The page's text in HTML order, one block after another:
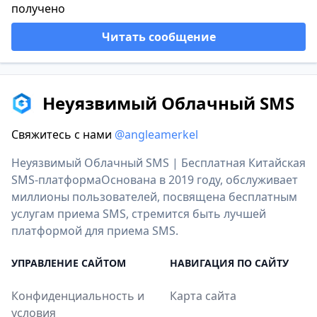
получено
Читать сообщение
Неуязвимый Облачный SMS
Свяжитесь с нами @angleamerkel
Неуязвимый Облачный SMS | Бесплатная Китайская
SMS-платформаОснована в 2019 году, обслуживает
миллионы пользователей, посвящена бесплатным
услугам приема SMS, стремится быть лучшей
платформой для приема SMS.
УПРАВЛЕНИЕ САЙТОМ
Конфиденциальность и
условия
НАВИГАЦИЯ ПО САЙТУ
Карта сайта